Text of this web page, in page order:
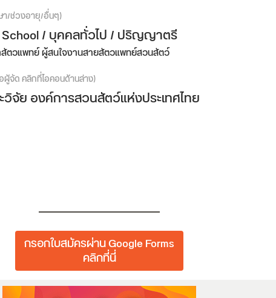
า/ช่วงอายุ/อื่นๆ)
School / บุคคลทั่วไป / ปริญญาตรี
ตวแพทย์ ผู้สนใจงานสายสัตวแพทย์สวนสัตว์
จัด คลิกที่ไอคอนด้านล่าง)
จัย องค์การสวนสัตว์แห่งประเทศไทย
กรอกใบสมัครผ่าน Google Forms
คลิกที่นี่